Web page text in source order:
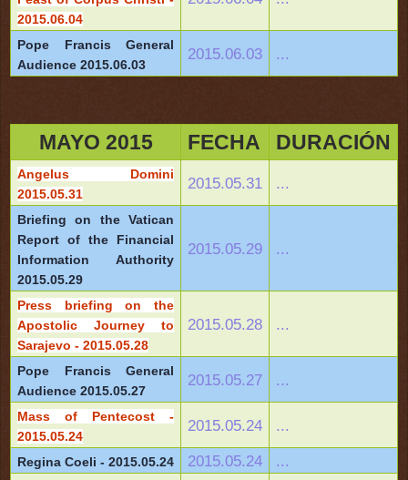
2015.06.04
Pope Francis General
Audience 2015.06.03
2015.06.03 ...
MAYO 2015 FECHA DURACIÓN
Angelus Domini
2015.05.31
2015.05.31 ...
Briefing on the Vatican
Report of the Financial
Information Authority
2015.05.29
2015.05.29 ...
Press briefing on the
Apostolic Journey to
Sarajevo - 2015.05.28
2015.05.28 ...
Pope Francis General
Audience 2015.05.27
2015.05.27 ...
Mass of Pentecost -
2015.05.24
2015.05.24 ...
Regina Coeli - 2015.05.24 2015.05.24 ...